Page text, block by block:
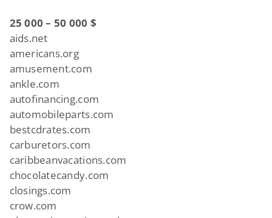
25 000 – 50 000 $
aids.net
americans.org
amusement.com
ankle.com
autofinancing.com
automobileparts.com
bestcdrates.com
carburetors.com
caribbeanvacations.com
chocolatecandy.com
closings.com
crow.com